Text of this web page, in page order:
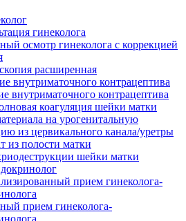
гинеколога
осмотр гинеколога с коррекцией
расширенная
внутриматочного контрацептива
внутриматочного контрацептива
коагуляция шейки матки
на урогенитальную
из цервикального канала/уретры
из полости матки
шейки матки
прием гинеколога-
прием гинеколога-